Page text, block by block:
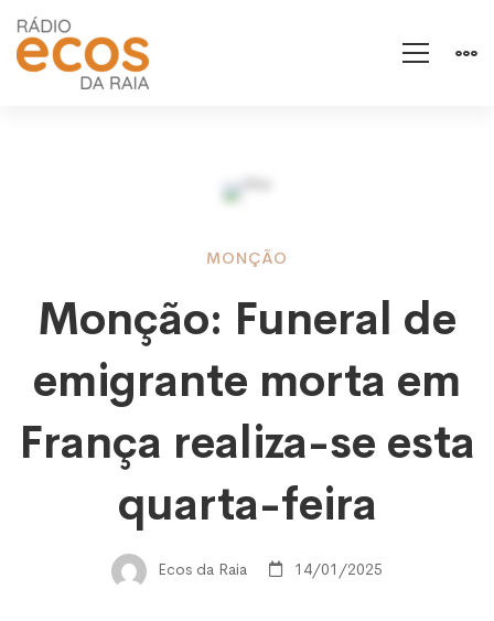
Monção:
Funeral
de
emigrante
morta
MONÇÃO
Monção: Funeral de
emigrante morta em
França realiza-se esta
quarta-feira
Ecos da Raia 14/01/2025